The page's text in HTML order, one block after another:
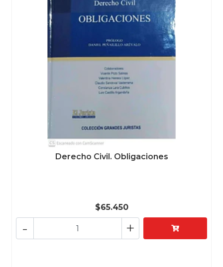
Derecho Civil. Obligaciones
$65.450
+
-